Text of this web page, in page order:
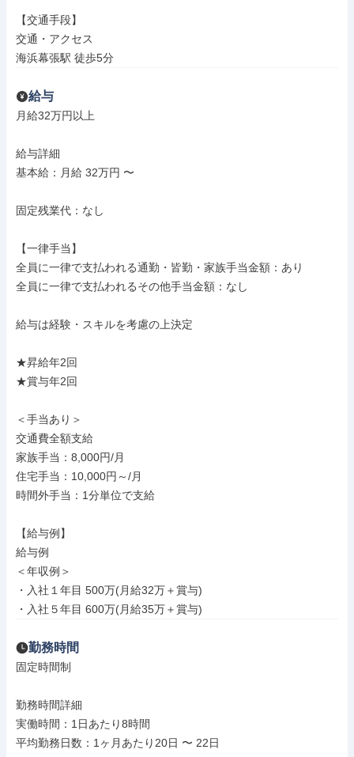
【交通手段】
交通・アクセス
海浜幕張駅 徒歩5分
給与
月給32万円以上
給与詳細
基本給：月給 32万円 〜
固定残業代：なし
【一律手当】
全員に一律で支払われる通勤・皆勤・家族手当金額：あり
全員に一律で支払われるその他手当金額：なし
給与は経験・スキルを考慮の上決定
★昇給年2回
★賞与年2回
＜手当あり＞
交通費全額支給
家族手当：8,000円/月
住宅手当：10,000円～/月
時間外手当：1分単位で支給
【給与例】
給与例
＜年収例＞
・入社１年目 500万(月給32万＋賞与)
・入社５年目 600万(月給35万＋賞与)
勤務時間
固定時間制
勤務時間詳細
実働時間：1日あたり8時間
平均勤務日数：1ヶ月あたり20日 〜 22日